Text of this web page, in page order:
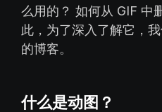
么用的？ 如何从 GIF 中
此，为了深入了解它，
的博客。
什么是动图？